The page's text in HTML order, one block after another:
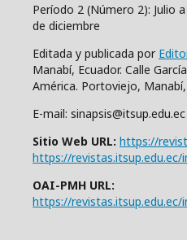
Período 2 (Número 2): Julio
de diciembre
Editada y publicada por
Manabí, Ecuador. Calle
América. Portoviejo, Manabí,
E-mail:
Sitio Web URL: https://
https://revistas.itsup.edu.ec/
OAI-PMH URL:
https://revistas.itsup.edu.ec/